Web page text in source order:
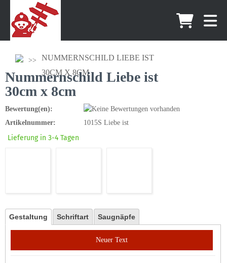
NUMMERNSCHILD LIEBE IST
30CM X 8CM
Nummernschild Liebe ist
30cm x 8cm
Bewertung(en):
Artikelnummer:
1015S Liebe ist
Lieferung in 3-4 Tagen
Gestaltung Schriftart Saugnäpfe
Neuer Text